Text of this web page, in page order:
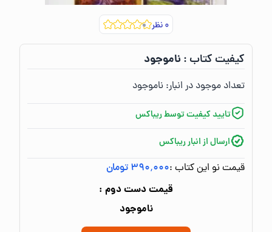
۰نظر
کیفیت کتاب :‌ ناموجود
تعداد موجود در انبار:‌ ناموجود
تایید کیفیت توسط ریباکس
ارسال از انبار ریباکس
قیمت نو این کتاب :۳۹۰٬۰۰۰ تومان
قیمت دست دوم :
ناموجود